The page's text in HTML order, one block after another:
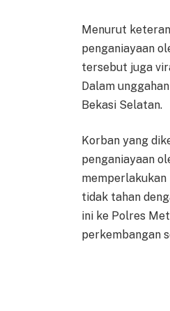
Menurut
penganiayaan
tersebut juga
Dalam
Bekasi Selatan.
Korban yang
penganiayaan
memperlakukan
tidak tahan
ini ke Polres
perkembangan